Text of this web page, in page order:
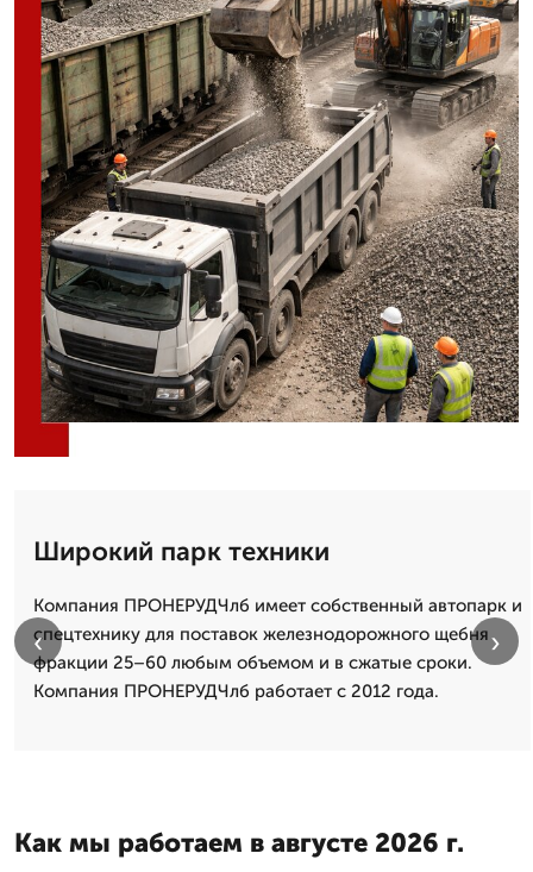
Широкий парк техники
Компания ПРОНЕРУДЧлб имеет собственный автопарк и
спецтехнику для поставок железнодорожного щебня
фракции 25–60 любым объемом и в сжатые сроки.
Компания ПРОНЕРУДЧлб работает с 2012 года.
‹ ›
Как мы работаем в августе 2026 г.